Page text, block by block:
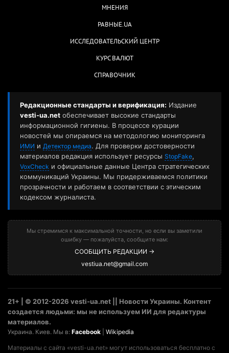
МНЕНИЯ
РАВНЫЕ.UA
ИССЛЕДОВАТЕЛЬСКИЙ ЦЕНТР
КУРС ВАЛЮТ
СПРАВОЧНИК
Редакционные стандарты и верификация: Издание
vesti-ua.net обеспечивает высокие стандарты
информационной гигиены. В процессе курации
новостей мы опираемся на методологию мониторинга
ИМИ и Детектор медиа. Для проверки достоверности
материалов редакция использует ресурсы StopFake,
VoxCheck и официальные данные Центра стратегических
коммуникаций Украины. Мы придерживаемся политики
прозрачности и работаем в соответствии с этическим
кодексом журналиста.
Мы стремимся к максимальной точности, но если вы заметили
ошибку — пожалуйста, сообщите нам:
СООБЩИТЬ РЕДАКЦИИ →
vestiua.net@gmail.com
21+ | © 2012-2026 vesti-ua.net || Новости Украины. Контент
создается людьми: мы не используем ИИ для редактуры
материалов.
Украина. Киев. Мы в: Facebook Wikipedia
Материалы с сайта «vesti-ua.net» могут использоваться бесплатно с